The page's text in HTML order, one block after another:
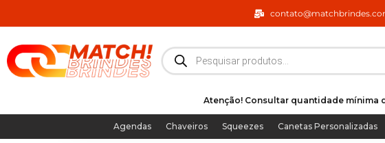
para
conteúdo
Pesquisar
produtos
Atenção! Consultar quantidade mínima
Agendas Chaveiros Squeezes Canetas Personalizadas